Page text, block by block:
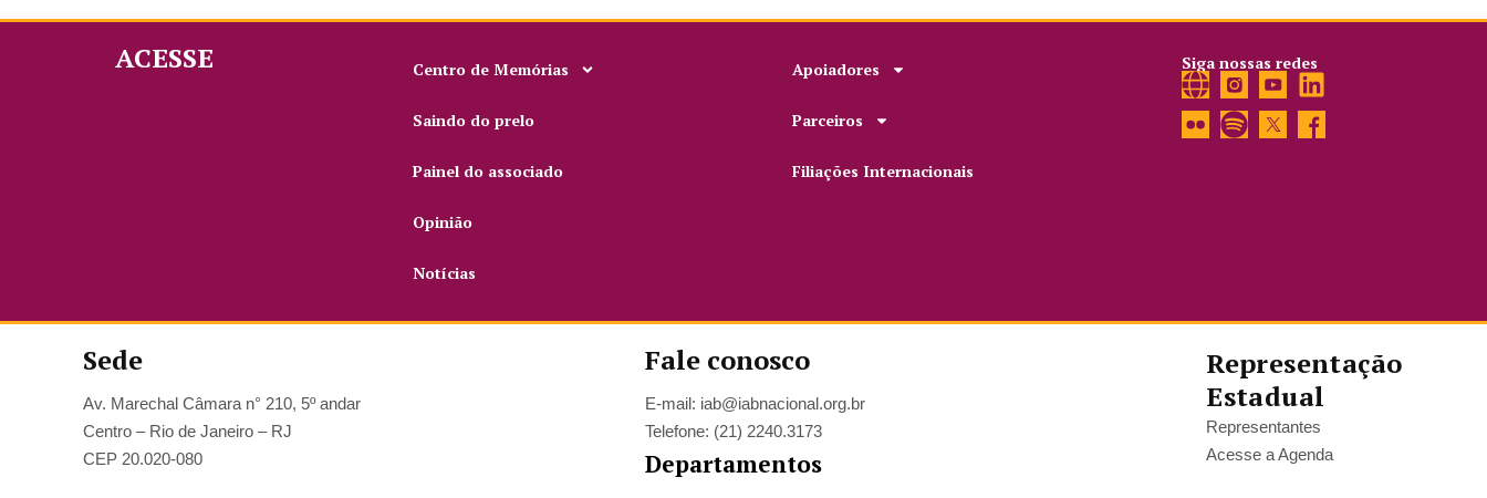
ACESSE Centro de Memórias
Saindo do prelo
Painel do associado
Opinião
Notícias
Apoiadores
Parceiros
Filiações Internacionais
Siga nossas redes
Sede
Av. Marechal Câmara n° 210, 5º andar
Centro – Rio de Janeiro – RJ
CEP 20.020-080
Fale conosco
E-mail: iab@iabnacional.org.br
Telefone: (21) 2240.3173
Departamentos
Representação
Estadual
Representantes
Acesse a Agenda